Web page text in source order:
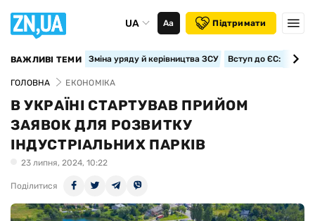
UA Аа Підтримати
ВАЖЛИВІ ТЕМИ Зміна уряду й керівництва ЗСУ Вступ до ЄС:
ГОЛОВНА ЕКОНОМІКА
В УКРАЇНІ СТАРТУВАВ ПРИЙОМ
ЗАЯВОК ДЛЯ РОЗВИТКУ
ІНДУСТРІАЛЬНИХ ПАРКІВ
23 липня, 2024, 10:22
Поділитися